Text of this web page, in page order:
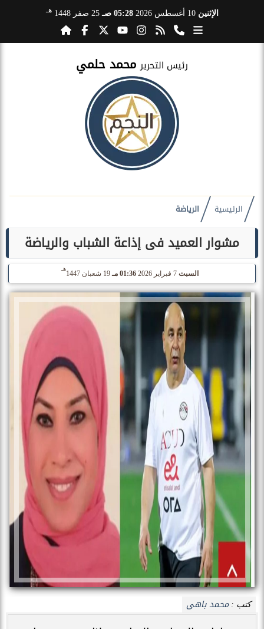
الإثنين 10 أغسطس 2026 05:28 صـ 25 صفر 1448 هـ
رئيس التحرير محمد حلمي
الرئيسية الرياضة
مشوار العميد فى إذاعة الشباب والرياضة
السبت 7 فبراير 2026 01:36 مـ 19 شعبان 1447
هـ
كتب :محمد باهى